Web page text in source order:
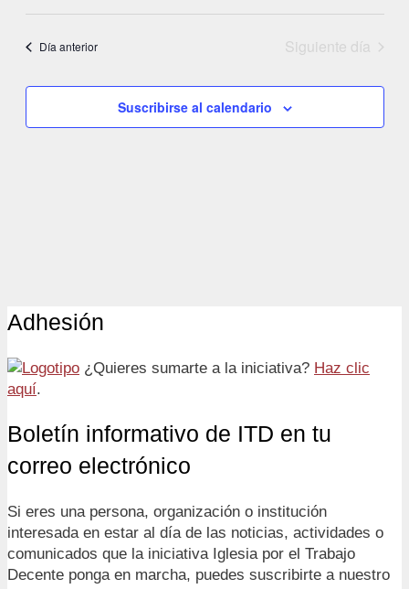
de
y
fecha.
Día anterior Siguiente día
Suscribirse al calendario
Adhesión
¿Quieres sumarte a la iniciativa? Haz clic
aquí.
Boletín informativo de ITD en tu
correo electrónico
Si eres una persona, organización o institución
interesada en estar al día de las noticias, actividades o
comunicados que la iniciativa Iglesia por el Trabajo
Decente ponga en marcha, puedes suscribirte a nuestro